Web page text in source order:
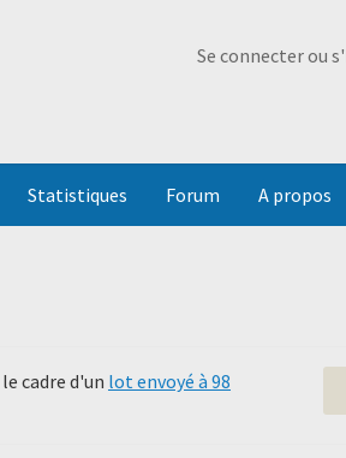
Se connecter ou
Statistiques Forum A propos
cadre d'un lot envoyé à 98